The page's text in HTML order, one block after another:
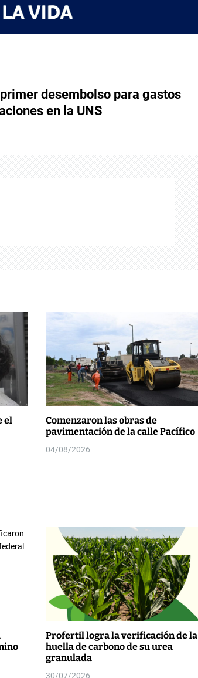
desembolso para gastos
en la UNS
el
Comenzaron las obras de
pavimentación de la calle Pacífico
04/08/2026
Profertil logra la verificación de la
huella de carbono de su urea
granulada
30/07/2026